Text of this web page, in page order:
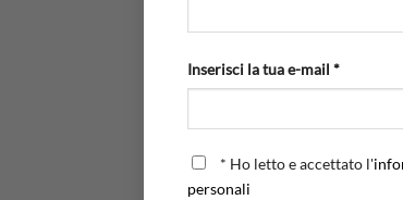
Inserisci la tua e-mail *
* Ho letto e accettato l'
personali
MATERIALE
PIETRE